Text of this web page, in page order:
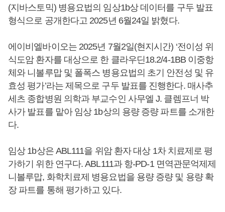
(지바스토믹) 병용요법의 임상1b상 데이터를 구두 발표
형식으로 공개한다고 2025년 6월24일 밝혔다.
에이비엘바이오는 2025년 7월2일(현지시간) ‘전이성 위
식도암 환자를 대상으로 한 클라우딘18.2/4-1BB 이중항
체와 니볼루맙 및 폴폭스 병용요법의 초기 안전성 및 유
효성 평가’라는 제목으로 구두 발표를 진행한다. 매사추
세츠 종합병원 의학과 부교수인 사무엘 J. 클렘프너 박
사가 발표를 맡아 임상 1b상의 용량 증량 파트를 소개한
다.
임상 1b상은 ABL111을 위암 환자 대상 1차 치료제로 평
가하기 위한 연구다. ABL111과 항-PD-1 면역관문억제제
니볼루맙, 화학치료제 병용요법을 용량 증량 및 용량 확
장 파트를 통해 평가하고 있다.